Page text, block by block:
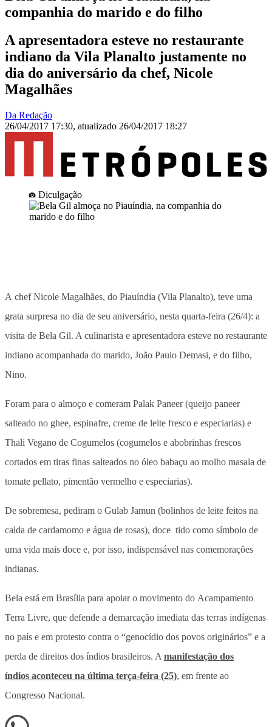
companhia do marido e do filho
A apresentadora esteve no restaurante
indiano da Vila Planalto justamente no
dia do aniversário da chef, Nicole
Magalhães
Da Redação
26/04/2017 17:30, atualizado 26/04/2017 18:27
Diculgação
A chef Nicole Magalhães, do Piauíndia (Vila Planalto), teve uma
grata surpresa no dia de seu aniversário, nesta quarta-feira (26/4): a
visita de Bela Gil. A culinarista e apresentadora esteve no restaurante
indiano acompanhada do marido, João Paulo Demasi, e do filho,
Nino.
Foram para o almoço e comeram Palak Paneer (queijo paneer
salteado no ghee, espinafre, creme de leite fresco e especiarias) e
Thali Vegano de Cogumelos (cogumelos e abobrinhas frescos
cortados em tiras finas salteados no óleo babaçu ao molho masala de
tomate pellato, pimentão vermelho e especiarias).
De sobremesa, pediram o Gulab Jamun (bolinhos de leite feitos na
calda de cardamomo e água de rosas), doce tido como símbolo de
uma vida mais doce e, por isso, indispensável nas comemorações
indianas.
Bela está em Brasília para apoiar o movimento do Acampamento
Terra Livre, que defende a demarcação imediata das terras indígenas
no país e em protesto contra o “genocídio dos povos originários” e a
perda de direitos dos índios brasileiros. A manifestação dos
índios aconteceu na última terça-feira (25), em frente ao
Congresso Nacional.